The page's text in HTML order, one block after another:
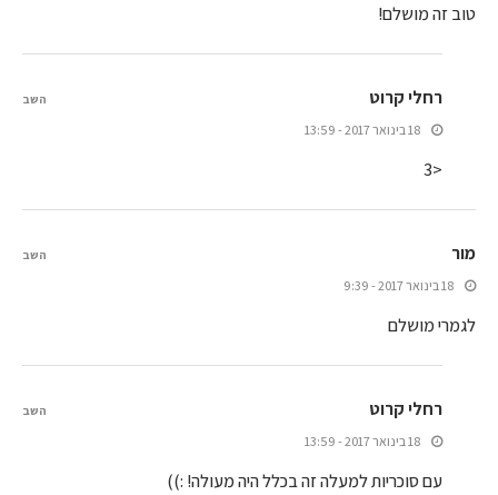
טוב זה מושלם!
רחלי קרוט
18 בינואר 2017 - 13:59
<3
השב
מור
18 בינואר 2017 - 9:39
לגמרי מושלם
השב
רחלי קרוט
18 בינואר 2017 - 13:59
עם סוכריות למעלה זה בכלל היה מעולה! :))
השב